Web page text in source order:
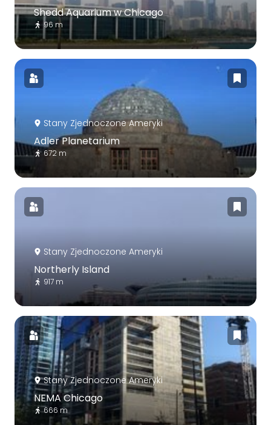
Shedd Aquarium w Chicago
96 m
Stany Zjednoczone Ameryki
Adler Planetarium
672 m
Stany Zjednoczone Ameryki
Northerly Island
917 m
Stany Zjednoczone Ameryki
NEMA Chicago
666 m